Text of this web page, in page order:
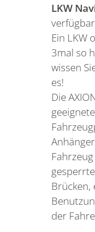
LKW
Ein LKW
3mal so
wissen
es!
Die
Brücken,
der